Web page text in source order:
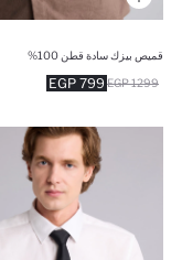
قميص بيزك سادة قطن 100%
799 EGP 1299 EGP